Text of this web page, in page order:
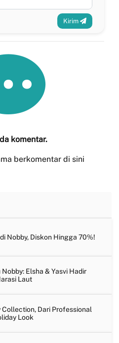
Kirim
komentar.
berkomentar di sini
Nobby, Diskon Hingga 70%!
Elsha & Yasvi Hadir
Laut
Collection, Dari Professional
Look